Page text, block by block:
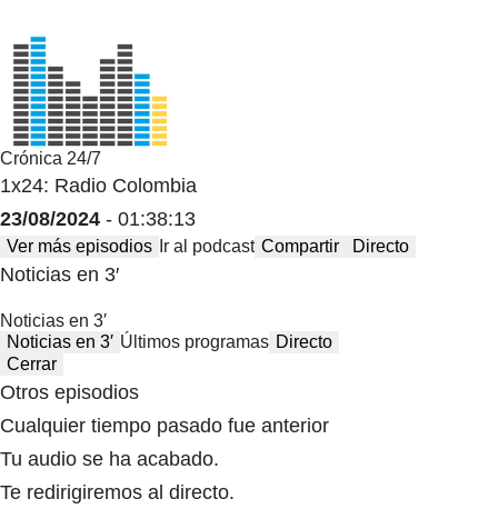
Crónica 24/7
1x24: Radio Colombia
23/08/2024 - 01:38:13
Ver más episodios Ir al podcast Compartir Directo
Noticias en 3′
Noticias en 3′
Noticias en 3′ Últimos programas Directo
Cerrar
Otros episodios
Cualquier tiempo pasado fue anterior
Tu audio se ha acabado.
Te redirigiremos al directo.